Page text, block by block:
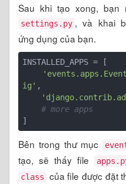
Sau khi tạo xong, bạn
settings.py , và khai
ứng dụng của bạn.
INSTALLED_APPS = [
ig' ,
# more apps
Bên trong thư mục
tạo, sẽ thấy file
class
của file được đặt